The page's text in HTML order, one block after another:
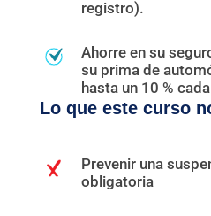
registro).
Ahorre en su
su prima de
hasta un 10 %
Lo que este curso
Prevenir una
obligatoria